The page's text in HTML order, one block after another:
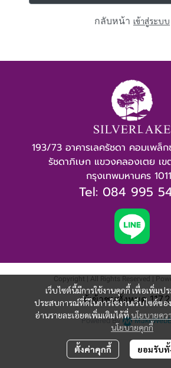
กลับหน้า เข้าสู่ระบบ
เว็บไซต์นี้มีการใช้งานคุกกี้ เพื่อเพิ่มป
ประสบการณ์ที่ดีในการใช้งานเว็บไซต์ขอ
อ่านรายละเอียดเพิ่มเติมได้ที่นโยบายคว
นโยบายคุกกี้
ตั้งค่าคุกกี้ ยอมรับทั้
193/73 อาคารเลครัชดา คอมเพล็
รัชดาภิเษก แขวงคลองเตย เ
กรุงเทพมหานคร
Tel: 084 995
Copyright | All Rights Reserved |
ผู้เข้าชมทั้งหมด
Powered By